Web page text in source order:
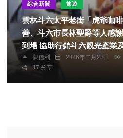
綜合新聞 旅遊
雲林斗六太平老街「虎爺咖
善、斗六市長林聖爵等人感
到場 協助行銷斗六觀光產業
陳信利 2026年二月28日
17 分享